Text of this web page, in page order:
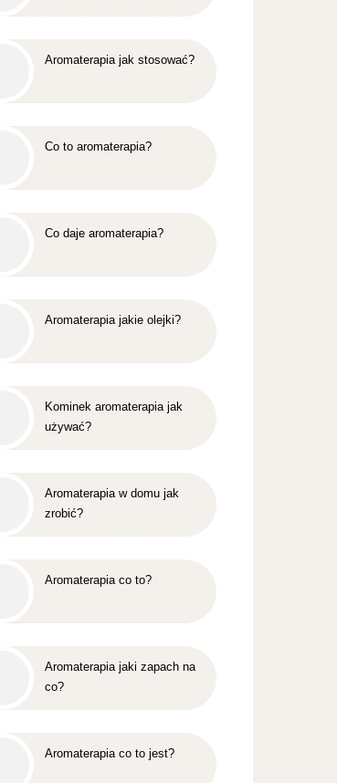
Aromaterapia jak stosować?
Co to aromaterapia?
Co daje aromaterapia?
Aromaterapia jakie olejki?
Kominek aromaterapia jak
używać?
Aromaterapia w domu jak
zrobić?
Aromaterapia co to?
Aromaterapia jaki zapach na
co?
Aromaterapia co to jest?